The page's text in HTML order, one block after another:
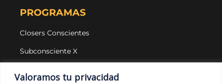
Valoramos tu privacidad
PROGRAMAS
Closers Conscientes
Subconsciente X